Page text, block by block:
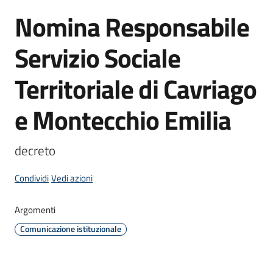
Vivere
d'Enza
I
Salta al contenuto
Nomina Responsabile
Servizio Sociale
Territoriale di Cavriago
e Montecchio Emilia
decreto
CondividiVedi azioni
Argomenti
Comunicazione istituzionale